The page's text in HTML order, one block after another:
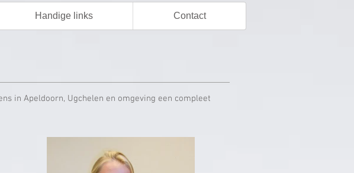
Handige links Contact
in Apeldoorn, Ugchelen en omgeving een compleet